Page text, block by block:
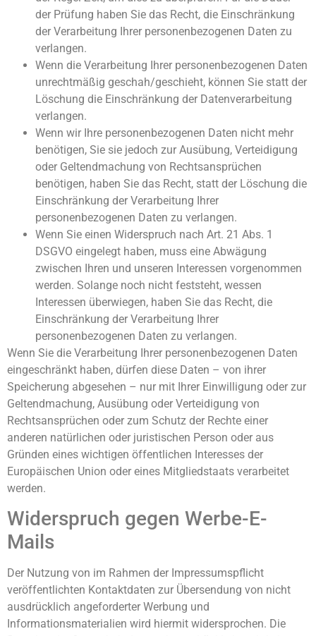
der Prüfung haben Sie das Recht, die Einschränkung
der Verarbeitung Ihrer personenbezogenen Daten zu
verlangen.
Wenn die Verarbeitung Ihrer personenbezogenen Daten
unrechtmäßig geschah/geschieht, können Sie statt der
Löschung die Einschränkung der Datenverarbeitung
verlangen.
Wenn wir Ihre personenbezogenen Daten nicht mehr
benötigen, Sie sie jedoch zur Ausübung, Verteidigung
oder Geltendmachung von Rechtsansprüchen
benötigen, haben Sie das Recht, statt der Löschung die
Einschränkung der Verarbeitung Ihrer
personenbezogenen Daten zu verlangen.
Wenn Sie einen Widerspruch nach Art. 21 Abs. 1
DSGVO eingelegt haben, muss eine Abwägung
zwischen Ihren und unseren Interessen vorgenommen
werden. Solange noch nicht feststeht, wessen
Interessen überwiegen, haben Sie das Recht, die
Einschränkung der Verarbeitung Ihrer
personenbezogenen Daten zu verlangen.
Wenn Sie die Verarbeitung Ihrer personenbezogenen Daten
eingeschränkt haben, dürfen diese Daten – von ihrer
Speicherung abgesehen – nur mit Ihrer Einwilligung oder zur
Geltendmachung, Ausübung oder Verteidigung von
Rechtsansprüchen oder zum Schutz der Rechte einer
anderen natürlichen oder juristischen Person oder aus
Gründen eines wichtigen öffentlichen Interesses der
Europäischen Union oder eines Mitgliedstaats verarbeitet
werden.
Widerspruch gegen Werbe-E-
Mails
Der Nutzung von im Rahmen der Impressumspflicht
veröffentlichten Kontaktdaten zur Übersendung von nicht
ausdrücklich angeforderter Werbung und
Informationsmaterialien wird hiermit widersprochen. Die